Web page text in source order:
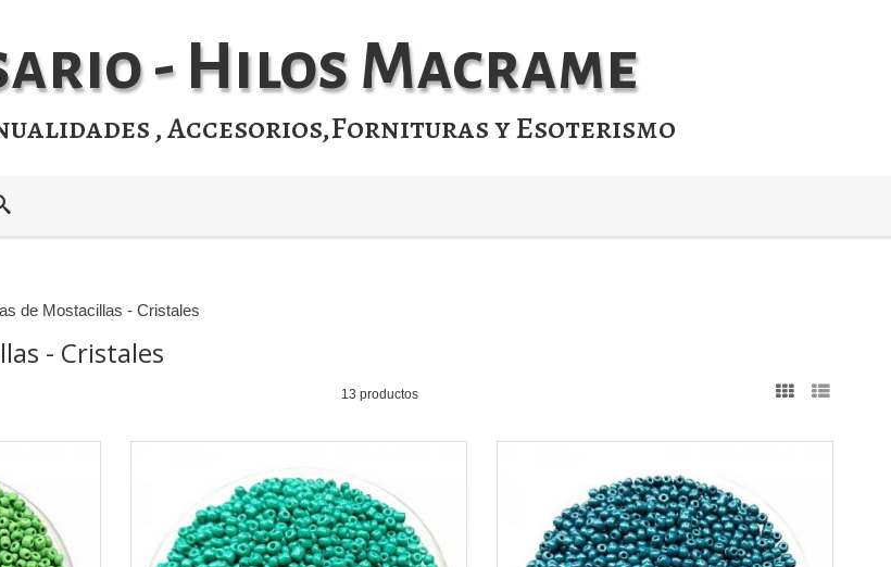
- Hilos Macrame
, Accesorios,Fornituras y Esoterismo
de Mostacillas - Cristales
- Cristales
13 productos